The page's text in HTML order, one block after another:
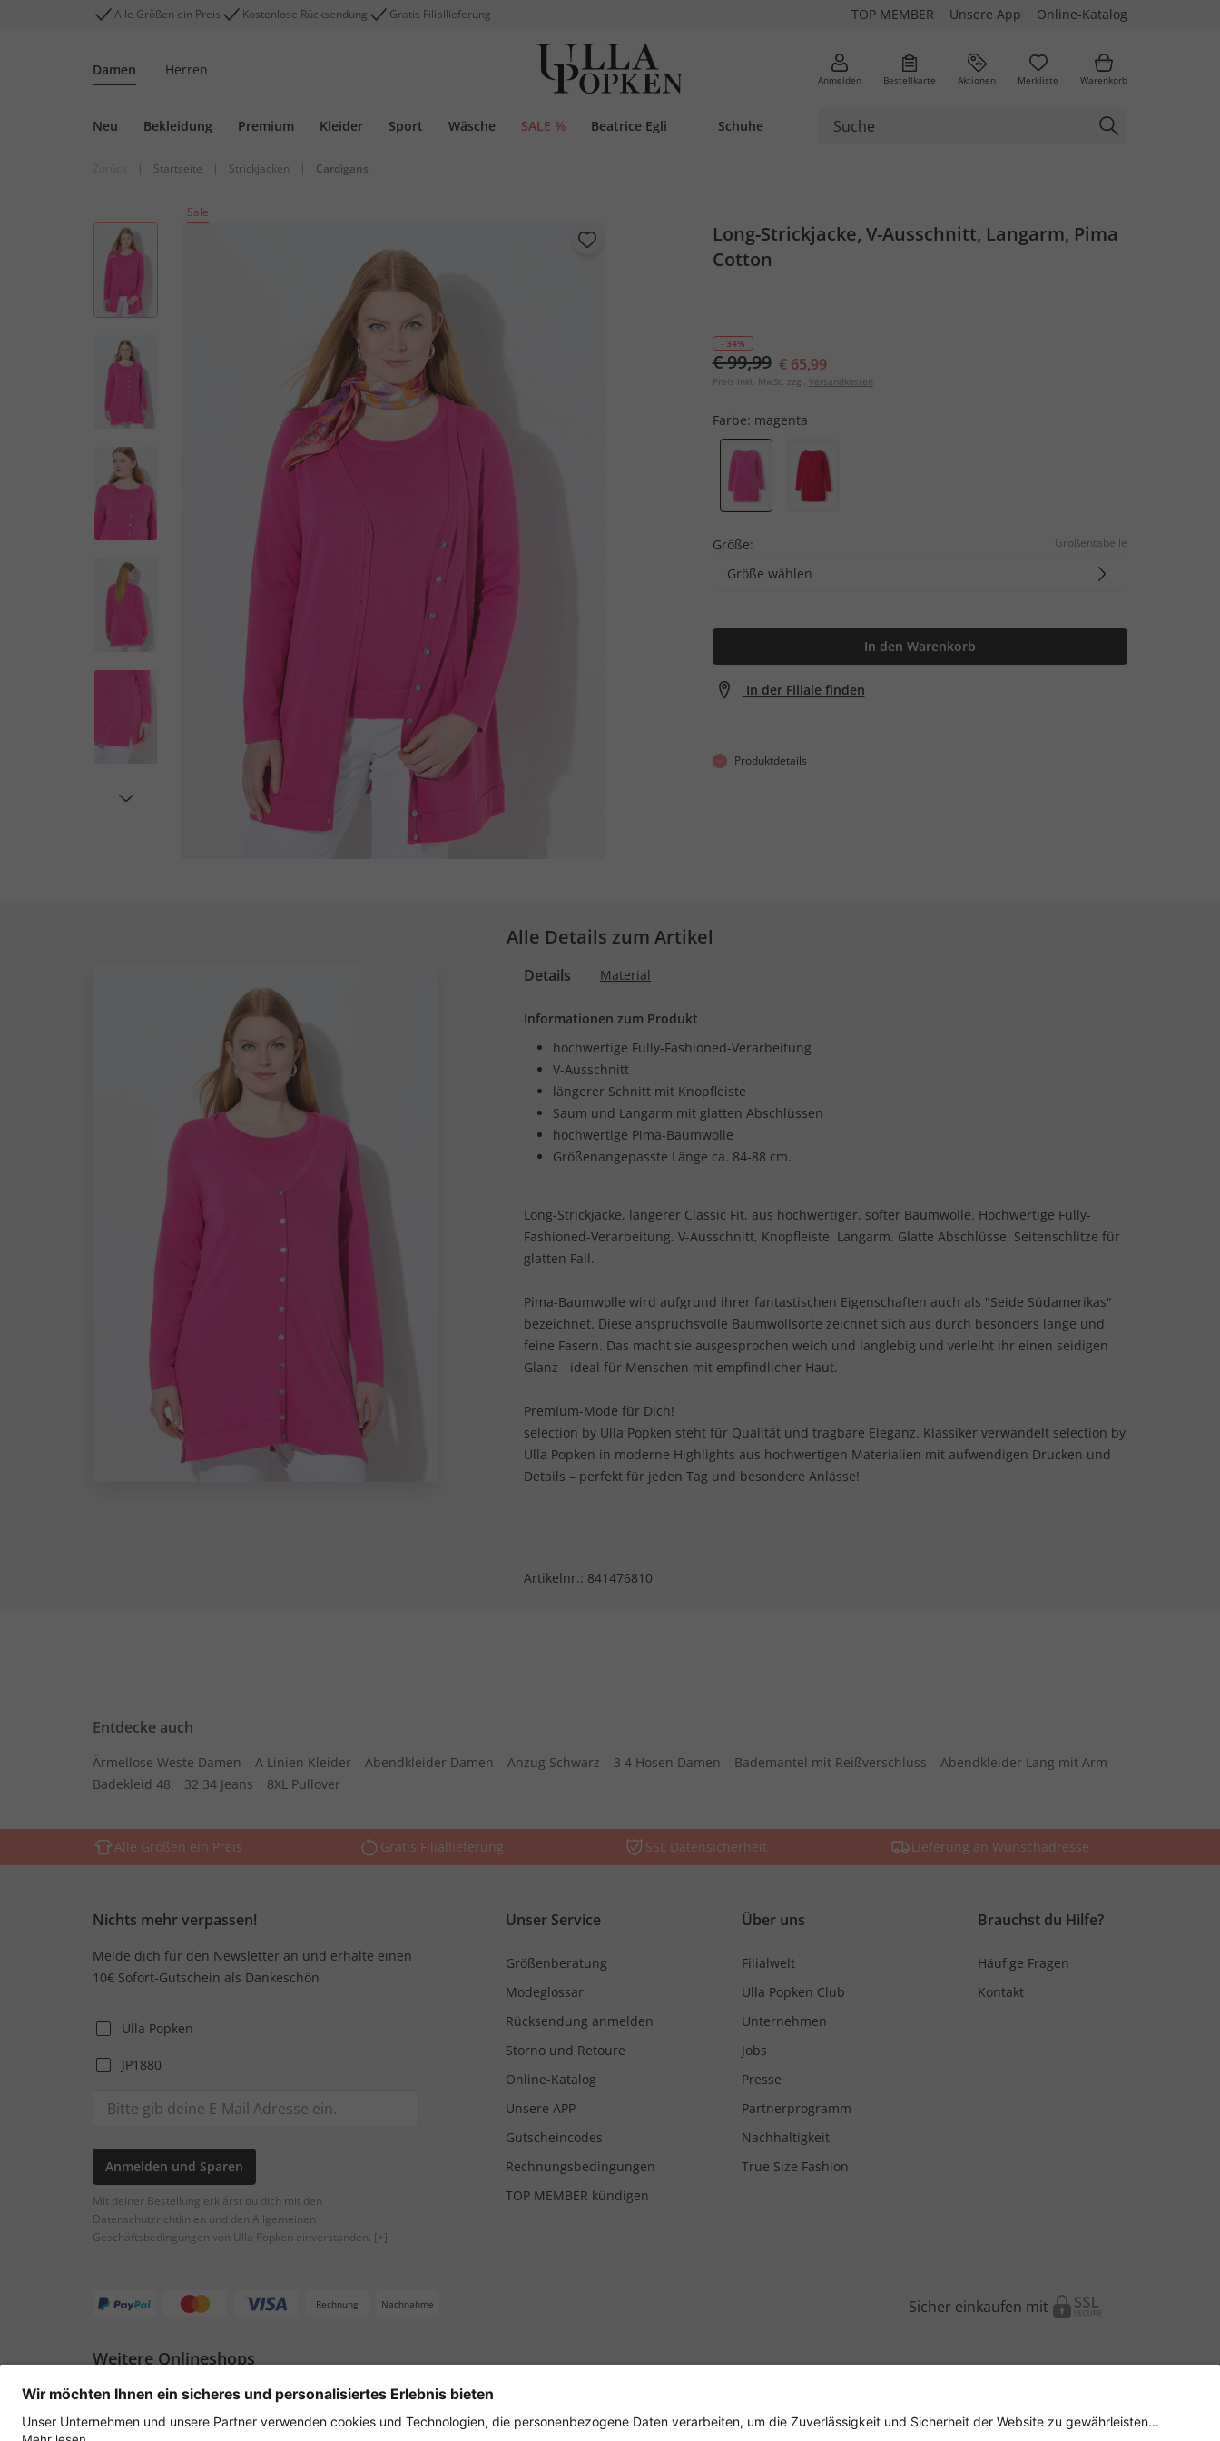
Alle Größen ein Preis Kostenlose Rücksendung Gratis Filiallieferung TOP MEMBER Unsere App Online-Katalog
Damen Herren
Anmelden Bestellkarte Aktionen Merkliste Warenkorb
Neu Bekleidung Premium Kleider Sport Wäsche SALE % Beatrice Egli Schuhe
| Startseite | Strickjacken | Cardigans
Sale
Long-Strickjacke, V-Ausschnitt, Langarm, Pima
Cotton
- 34%
€ 99,99 € 65,99
Preis inkl. MwSt. zzgl. Versandkosten
Farbe: magenta
Größe: Größentabelle
Größe wählen
In den Warenkorb
In der Filiale finden
Produktdetails
Alle Details zum Artikel
Details Material
Informationen zum Produkt
hochwertige Fully-Fashioned-Verarbeitung
V-Ausschnitt
längerer Schnitt mit Knopfleiste
Saum und Langarm mit glatten Abschlüssen
hochwertige Pima-Baumwolle
Größenangepasste Länge ca. 84-88 cm.
Long-Strickjacke, längerer Classic Fit, aus hochwertiger, softer Baumwolle. Hochwertige Fully-
Fashioned-Verarbeitung. V-Ausschnitt, Knopfleiste, Langarm. Glatte Abschlüsse, Seitenschlitze für
glatten Fall.
Pima-Baumwolle wird aufgrund ihrer fantastischen Eigenschaften auch als "Seide Südamerikas"
bezeichnet. Diese anspruchsvolle Baumwollsorte zeichnet sich aus durch besonders lange und
feine Fasern. Das macht sie ausgesprochen weich und langlebig und verleiht ihr einen seidigen
Glanz - ideal für Menschen mit empfindlicher Haut.
Premium-Mode für Dich!
selection by Ulla Popken steht für Qualität und tragbare Eleganz. Klassiker verwandelt selection by
Ulla Popken in moderne Highlights aus hochwertigen Materialien mit aufwendigen Drucken und
Details – perfekt für jeden Tag und besondere Anlässe!
Artikelnr.: 841476810
Entdecke auch
Ärmellose Weste Damen A Linien Kleider Abendkleider Damen Anzug Schwarz 3 4 Hosen Damen Bademantel mit Reißverschluss
Abendkleider Lang mit Arm
Badekleid 48
32 34 Jeans 8XL Pullover
Alle Größen ein Preis Gratis Filiallieferung SSL Datensicherheit Lieferung an Wunschadresse
Nichts mehr verpassen!
Melde dich für den Newsletter an und erhalte einen
10€ Sofort-Gutschein als Dankeschön
Ulla Popken
JP1880
Anmelden und Sparen
Mit deiner Bestellung erklärst du dich mit den
Datenschutzrichtlinien und den Allgemeinen
Geschäftsbedingungen von Ulla Popken einverstanden. [+]
Unser Service
Größenberatung
Modeglossar
Rücksendung anmelden
Storno und Retoure
Online-Katalog
Unsere APP
Gutscheincodes
Rechnungsbedingungen
TOP MEMBER kündigen
Über uns
Filialwelt
Ulla Popken Club
Unternehmen
Jobs
Presse
Partnerprogramm
Nachhaltigkeit
True Size Fashion
Brauchst du Hilfe?
Häufige Fragen
Kontakt
Rechnung Nachnahme Sicher einkaufen mit
Weitere Onlineshops
Österreich